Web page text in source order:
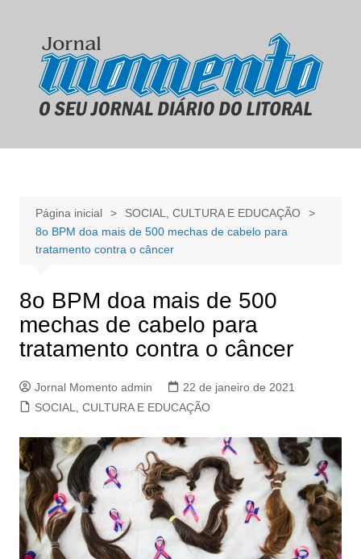
conteúdo
Página inicial
SOCIAL, CULTURA E EDUCAÇÃO
8o BPM doa mais de 500 mechas de cabelo para
tratamento contra o câncer
8o BPM doa mais de 500
mechas de cabelo para
tratamento contra o câncer
Jornal Momento admin
22 de janeiro de 2021
SOCIAL, CULTURA E EDUCAÇÃO